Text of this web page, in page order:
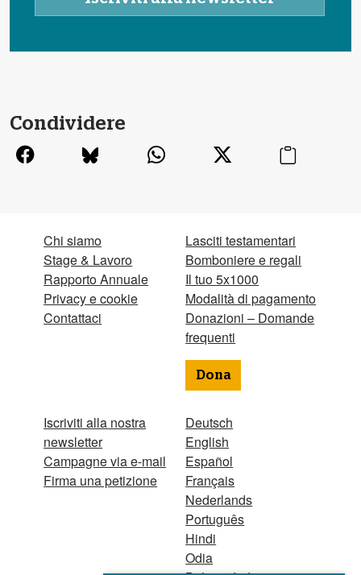
Condividere
Chi siamo
Stage & Lavoro
Rapporto Annuale
Privacy e cookie
Contattaci
Iscriviti alla nostra
newsletter
Campagne via e-mail
Firma una petizione
Lasciti testamentari
Bomboniere e regali
Il tuo 5x1000
Modalità di pagamento
Donazioni – Domande
frequenti
Dona
Deutsch
English
Español
Français
Nederlands
Português
Hindi
Odia